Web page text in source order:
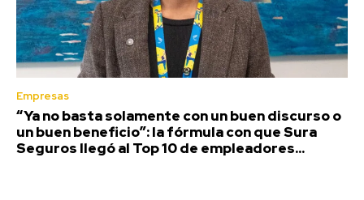
Empresas
“Ya no basta solamente con un buen discurso o
un buen beneficio”: la fórmula con que Sura
Seguros llegó al Top 10 de empleadores...